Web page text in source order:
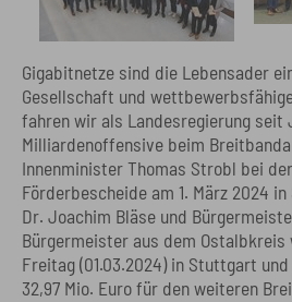
Gigabitnetze sind die Lebensader
Gesellschaft und
fahren wir als Landesregierung seit
Milliardenoffensive beim
Innenminister Thomas Strobl bei
Förderbescheide am 1. März 2024
Dr. Joachim Bläse und
Bürgermeister aus dem Ostalbkreis
Freitag (01.03.2024) in Stuttgart
32,97 Mio. Euro für den weiteren